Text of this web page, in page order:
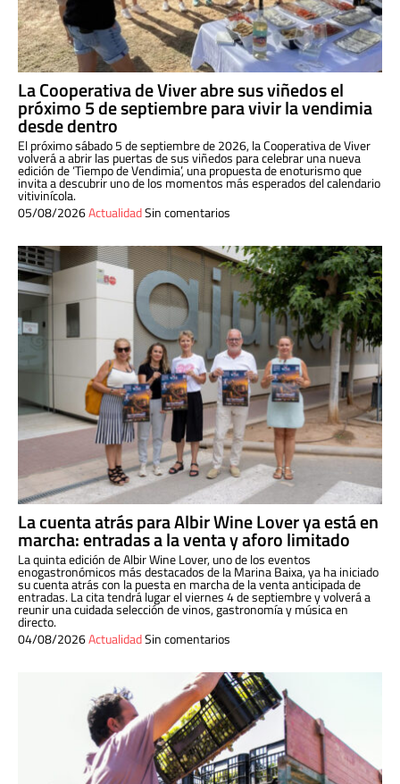
La Cooperativa de Viver abre sus viñedos el
próximo 5 de septiembre para vivir la vendimia
desde dentro
El próximo sábado 5 de septiembre de 2026, la Cooperativa de Viver
volverá a abrir las puertas de sus viñedos para celebrar una nueva
edición de ‘Tiempo de Vendimia’, una propuesta de enoturismo que
invita a descubrir uno de los momentos más esperados del calendario
vitivinícola.
05/08/2026ActualidadSin comentarios
La cuenta atrás para Albir Wine Lover ya está en
marcha: entradas a la venta y aforo limitado
La quinta edición de Albir Wine Lover, uno de los eventos
enogastronómicos más destacados de la Marina Baixa, ya ha iniciado
su cuenta atrás con la puesta en marcha de la venta anticipada de
entradas. La cita tendrá lugar el viernes 4 de septiembre y volverá a
reunir una cuidada selección de vinos, gastronomía y música en
directo.
04/08/2026ActualidadSin comentarios